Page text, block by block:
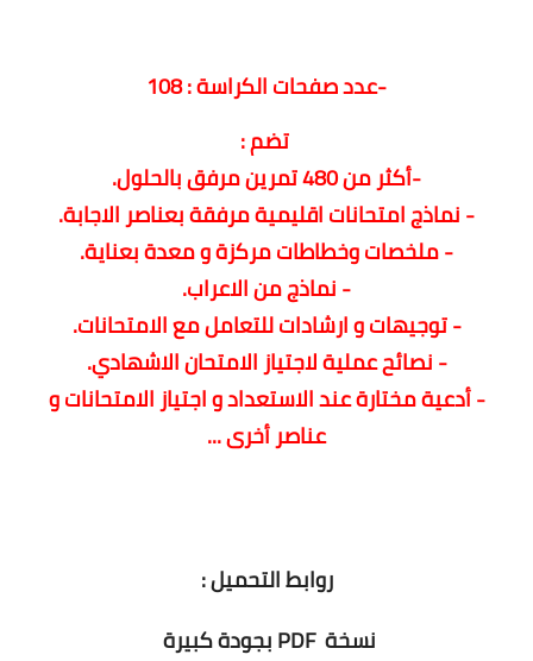
-عدد صفحات الكراسة : 108
تضم :
-أكثر من 480 تمرين مرفق بالحلول.
- نماذج امتحانات اقليمية مرفقة بعناصر الاجابة.
- ملخصات وخطاطات مركزة و معدة بعناية.
- نماذج من الاعراب.
- توجيهات و ارشادات للتعامل مع الامتحانات.
- نصائح عملية لاجتياز الامتحان الاشهادي.
- أدعية مختارة عند الاستعداد و اجتياز الامتحانات و
عناصر أخرى ...
روابط التحميل :
نسخة PDF بجودة كبيرة